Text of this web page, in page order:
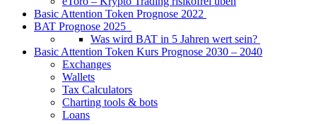
Basic Attention Token Prognose 2022
BAT Prognose 2025
Was wird BAT in 5 Jahren wert sein?
Basic Attention Token Kurs Prognose 2030 – 2040
Exchanges
Wallets
Tax Calculators
Charting tools & bots
Loans